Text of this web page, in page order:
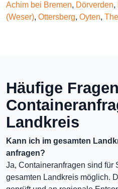
Achim bei Bremen, Dörverden,
(Weser), Ottersberg, Oyten,
Häufige
Landkreis
Kann ich im gesamten
anfragen?
Ja, Containeranfragen sind für
gesamten Landkreis möglich.